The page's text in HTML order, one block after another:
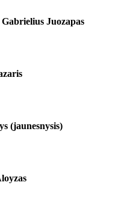
Juozapas
(jaunesnysis)